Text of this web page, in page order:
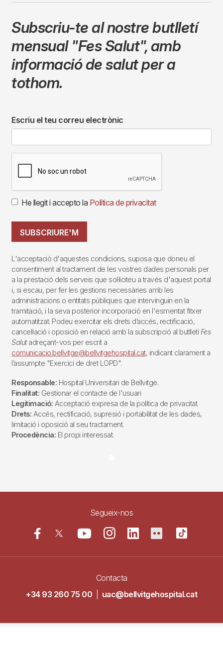
Subscriu-te al nostre butlletí
mensual "Fes Salut",amb
informació de salut per a
tothom.
Escriu el teu correu electrònic
He llegit i accepto la Política de privacitat
SUBSCRIURE'M
L'acceptació d'aquestes condicions, suposa que doneu el
consentiment al tractament de les vostres dades personals per
a la prestació dels serveis que sol·liciteu a través d'aquest portal
i, si escau, per fer les gestions necessàries amb les
administracions o entitats públiques que intervinguin en la
tramitació, i la seva posterior incorporació en l'esmentat fitxer
automatitzat. Podeu exercitar els drets d’accés, rectificació,
cancel·lació i oposició en relació amb la subscripció al butlletí Fes
Salutadreçant-vos per escrit a
comunicacio.bellvitge@bellvitgehospital.cat, indicant clarament a
l’assumpte "Exercici de dret LOPD".
Responsable: Hospital Universitari de Bellvitge.
Finalitat: Gestionar el contacte de l'usuari
Legitimació: Acceptació expresa de la política de privacitat.
Drets: Accés, rectificació, supresió i portabilitat de les dades,
limitació i oposició al seu tractament.
Procedència: El propi interessat.
Segueix-nos
Contacta
+34 93 260 75 00
uac@bellvitgehospital.cat